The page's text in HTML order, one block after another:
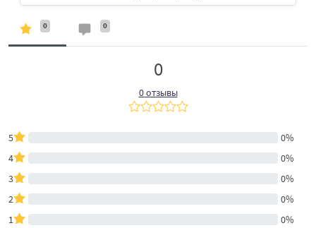
0 0
0
0 отзывы
5
0%
4
0%
3
0%
2
0%
1
0%